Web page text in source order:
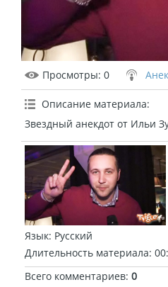
Просмотры: 0
Описание материала:
Звездный анекдот от Ильи
Язык: Русский
Длительность материала:
Всего комментариев: 0